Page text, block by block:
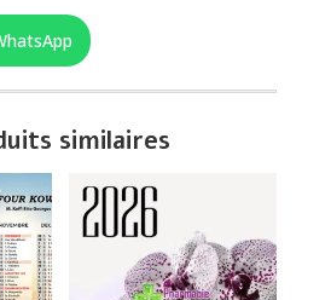
similaires